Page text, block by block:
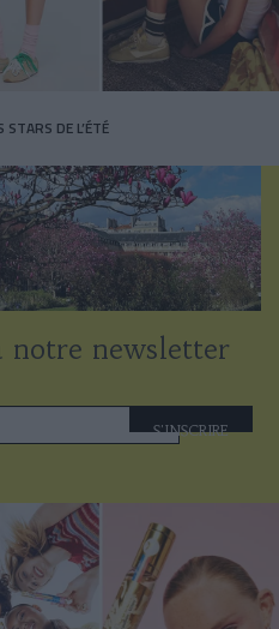
STARS DE L’ÉTÉ
notre newsletter
S'INSCRIRE